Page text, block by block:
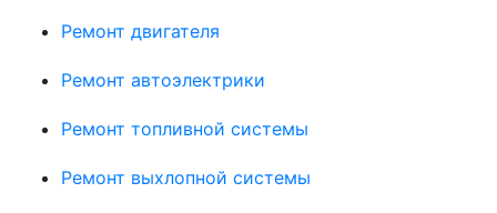
Ремонт двигателя
Ремонт автоэлектрики
Ремонт топливной системы
Ремонт выхлопной системы